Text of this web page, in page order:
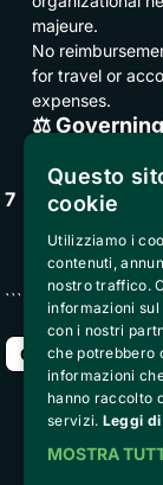
majeure.
No
for travel or
expenses.
7
⚖️
Italian law.
Any dispute
otherwise
mandatory law.
```
Come back
Questo
cookie
Utilizziamo i
contenuti,
nostro traffico.
informazioni
con i nostri
che potrebbero
informazioni
hanno raccolto
servizi. Leggi
MOSTRA